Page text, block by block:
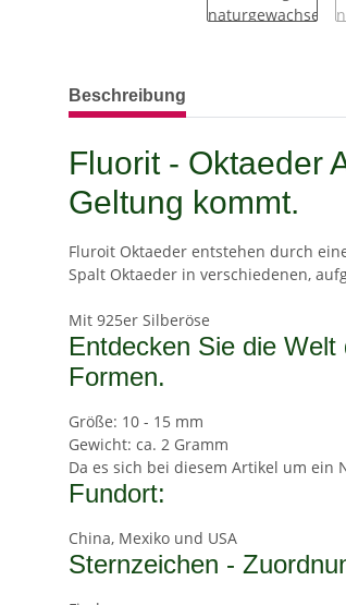
weitere Registerkarten anzeigen
Beschreibung
Fluorit - Oktaeder
Geltung kommt.
Fluroit Oktaeder entstehen durch
Spalt Oktaeder in verschiedenen,
Mit 925er Silberöse
Entdecken Sie die
Formen.
Größe: 10 - 15 mm
Gewicht: ca. 2 Gramm
Da es sich bei diesem Artikel um ein
Fundort:
China, Mexiko und USA
Sternzeichen -